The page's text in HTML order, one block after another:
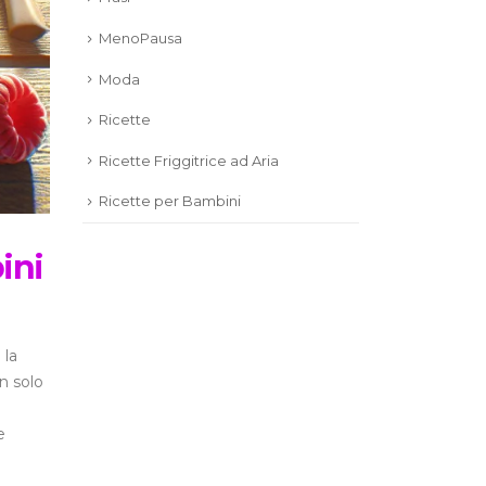
solo
MenoPausa
Moda
Ricette
Ricette Friggitrice ad Aria
Ricette per Bambini